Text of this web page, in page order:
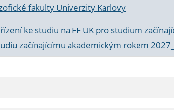
fakulty Univerzity Karlovy
ke studiu na FF UK pro studium
začínajícímu akademickým rokem